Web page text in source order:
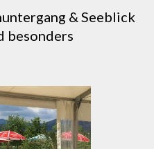
& Seeblick
besonders